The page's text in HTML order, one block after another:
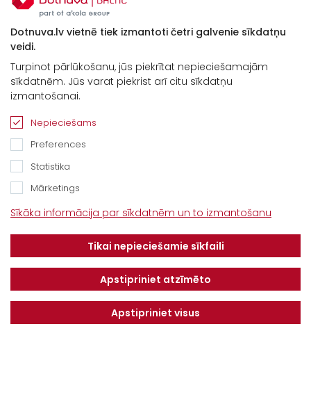
Kontakti
“Baltijas Ceļš”, Brankas, Cenu pagasts,
Jelgavas novads, LV-3043
Tel. +371 67913161
E-pasts:
info@dotnuvabaltic.lv
Kontakti
Vakances
Finansējums
Privātuma politika
MAKSĀJUMU KĀRTĪBA UN
NOTEIKUMI
Dotnuva.lv vietnē tiek izmantoti četri galvenie sīkdatņu
veidi.
Turpinot pārlūkošanu, jūs piekrītat nepieciešamajām
sīkdatnēm. Jūs varat piekrist arī citu sīkdatņu
izmantošanai.
Nepieciešams
Preferences
Statistika
Mārketings
Sīkāka informācija par sīkdatnēm un to izmantošanu
Tikai nepieciešamie sīkfaili
Apstipriniet atzīmēto
Apstipriniet visus